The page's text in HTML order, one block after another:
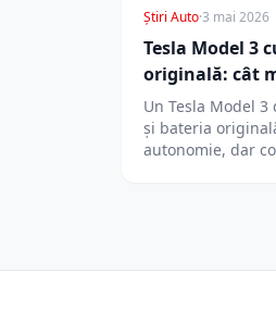
Știri Auto·3 mai 2026
Tesla Model 3
originală: cât
Un Tesla Model
și bateria
autonomie, dar